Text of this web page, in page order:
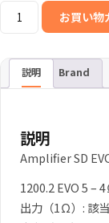
SounDigital
2
お買い物
説明 Brand
説明
Amplifier SD
1200.2 EVO 5 –
出力（1Ω）: 該